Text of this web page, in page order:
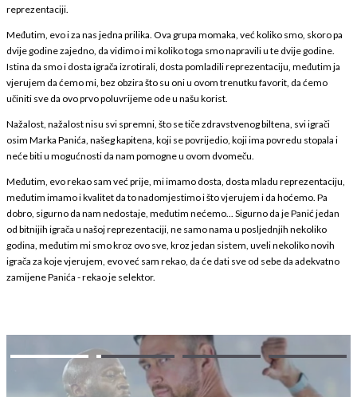
reprezentaciji.
Međutim, evo i za nas jedna prilika. Ova grupa momaka, već koliko smo, skoro pa
dvije godine zajedno, da vidimo i mi koliko toga smo napravili u te dvije godine.
Istina da smo i dosta igrača izrotirali, dosta pomladili reprezentaciju, međutim ja
vjerujem da ćemo mi, bez obzira što su oni u ovom trenutku favorit, da ćemo
učiniti sve da ovo prvo poluvrijeme ode u našu korist.
Nažalost, nažalost nisu svi spremni, što se tiče zdravstvenog biltena, svi igrači
osim Marka Panića, našeg kapitena, koji se povrijedio, koji ima povredu stopala i
neće biti u mogućnosti da nam pomogne u ovom dvomeču.
Međutim, evo rekao sam već prije, mi imamo dosta, dosta mladu reprezentaciju,
međutim imamo i kvalitet da to nadomjestimo i što vjerujem i da hoćemo. Pa
dobro, sigurno da nam nedostaje, međutim nećemo... Sigurno da je Panić jedan
od bitnijih igrača u našoj reprezentaciji, ne samo nama u posljednjih nekoliko
godina, međutim mi smo kroz ovo sve, kroz jedan sistem, uveli nekoliko novih
igrača za koje vjerujem, evo već sam rekao, da će dati sve od sebe da adekvatno
zamijene Panića - rekao je selektor.